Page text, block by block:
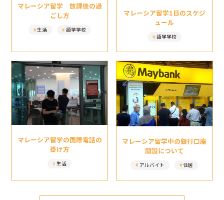
マレーシア留学 放課後の過
ごし方
生活 語学学校
マレーシア留学1日のスケジ
ュール
語学学校
マレーシア留学の国際電話の
掛け方
生活
マレーシア留学中の銀行口座
開設について
アルバイト 住居